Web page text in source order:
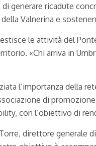
generare ricadute
Valnerina e
le attività del
«Chi arriva in
l’importanza della
di
con l’obiettivo di
direttore generale